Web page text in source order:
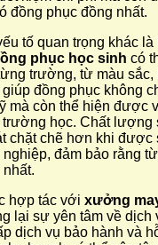
đồng phục đồng nhất.
tố quan trọng khác
phục học sinh có
trường, từ màu sắc,
đồng phục không
mà còn thể hiện được
học. Chất lượng
chặt chẽ hơn khi được
đảm bảo rằng
hợp tác với xưởng
lại sự yên tâm về dịch
dịch vụ bảo hành và